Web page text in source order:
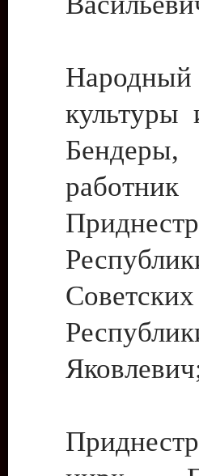
культуры
Бендеры,